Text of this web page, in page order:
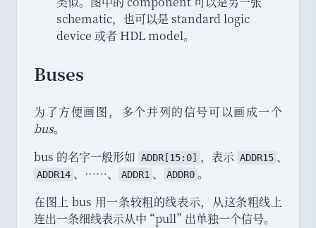
schematic， 也可以是 standard logic
device 或者 HDL model。
Buses
为了方便画图，
多个并列的信号可以画成一个
bus。
bus 的名字一般形如 ADDR[15:0] ， 表示 ADDR15 、
ADDR14 、 ……、 ADDR1 、 ADDR0 。
在图上 bus 用一条较粗的线表示，
从这条粗线上
连出一条细线表示从中 “pull” 出单独一个信号。